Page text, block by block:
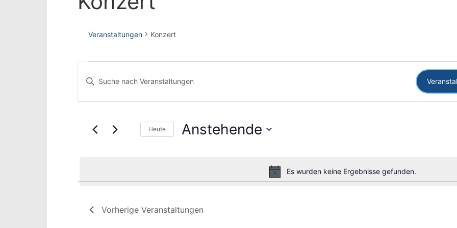
Veranstaltungen Konzert
Hinweis
Es wurden keine Ergebnisse gefunden.
Suche
und
Ansichten,
Navigation
Bitte
eingeben.
nach
Heute Anstehende
Vorherige Veranstaltungen